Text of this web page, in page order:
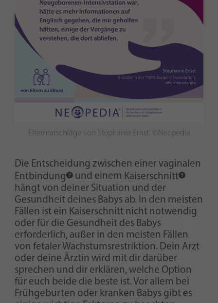
Elternratschläge von Stephanie Ernst. ©Neopedia
Die Entscheidung zwischen einervaginalen
Entbindung
und einem Kaiserschnitt
hängt von deiner Situation und der
Gesundheit deines Babys ab. In den meisten
Fällen ist ein Kaiserschnitt nicht notwendig
oder für die Gesundheit des Babys
erforderlich, außer in den meisten Fällen
von fetaler Wachstumsrestriktion. Dein Arzt
oder deine Ärztin wird mit dir darüber
sprechen und dir erklären, welche Option
für euch beide die beste ist. Vor allem bei
Frühgeburten oder kranken Babys gibt es